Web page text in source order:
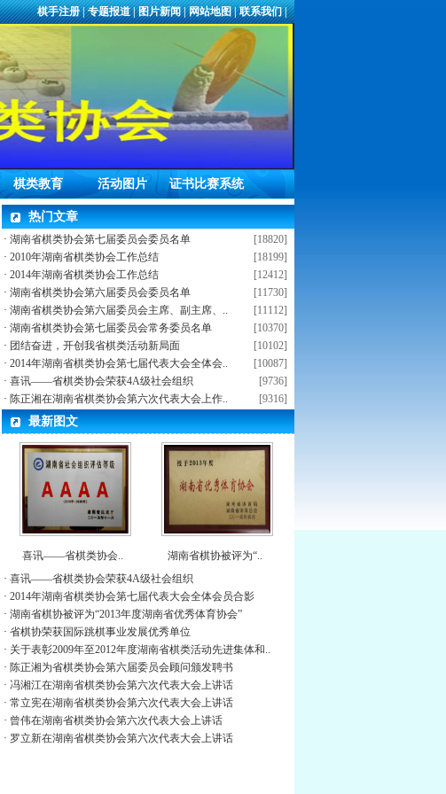
棋手注册|专题报道|图片新闻|网站地图|联系我们|
棋类教育 活动图片 证书比赛系统
热门文章
[18820]
· 湖南省棋类协会第七届委员会委员名单
[18199]
· 2010年湖南省棋类协会工作总结
[12412]
· 2014年湖南省棋类协会工作总结
[11730]
· 湖南省棋类协会第六届委员会委员名单
[11112]
· 湖南省棋类协会第六届委员会主席、副主席、..
[10370]
· 湖南省棋类协会第七届委员会常务委员名单
[10102]
· 团结奋进，开创我省棋类活动新局面
[10087]
· 2014年湖南省棋类协会第七届代表大会全体会..
[9736]
· 喜讯——省棋类协会荣获4A级社会组织
[9316]
· 陈正湘在湖南省棋类协会第六次代表大会上作..
最新图文
喜讯——省棋类协会..
湖南省棋协被评为“..
· 喜讯——省棋类协会荣获4A级社会组织
· 2014年湖南省棋类协会第七届代表大会全体会员合影
· 湖南省棋协被评为“2013年度湖南省优秀体育协会”
· 省棋协荣获国际跳棋事业发展优秀单位
· 关于表彰2009年至2012年度湖南省棋类活动先进集体和..
· 陈正湘为省棋类协会第六届委员会顾问颁发聘书
· 冯湘江在湖南省棋类协会第六次代表大会上讲话
· 常立宪在湖南省棋类协会第六次代表大会上讲话
· 曾伟在湖南省棋类协会第六次代表大会上讲话
· 罗立新在湖南省棋类协会第六次代表大会上讲话